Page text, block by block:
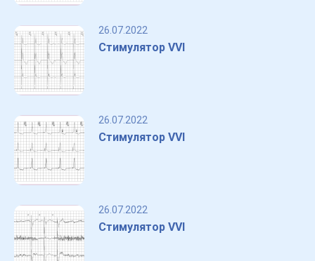
26.07.2022
Стимулятор VVI
26.07.2022
Стимулятор VVI
26.07.2022
Стимулятор VVI